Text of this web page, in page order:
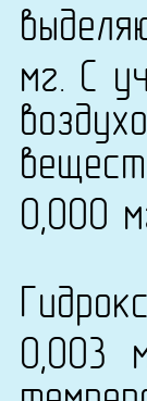
мг. С
0,000
0,003